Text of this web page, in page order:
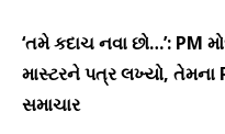
‘તમે કદાચ નવા છો…’: PM
માસ્ટરને પત્ર લખ્યો, તેમના
સમાચાર